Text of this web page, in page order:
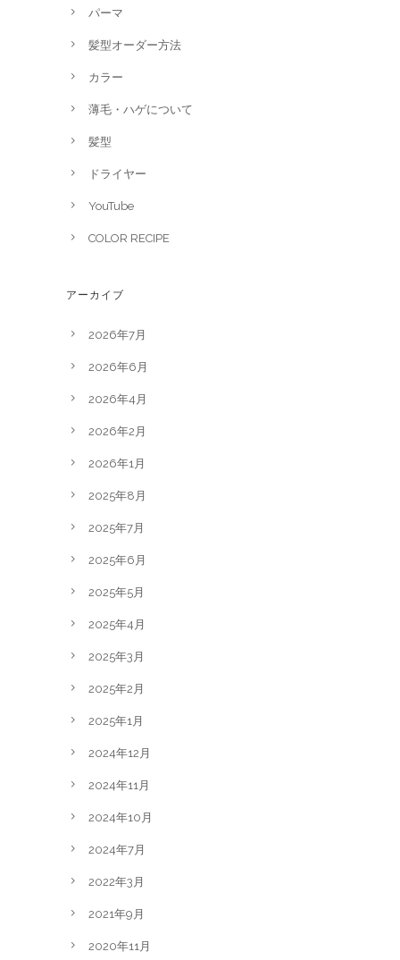
パーマ
髪型オーダー方法
カラー
薄毛・ハゲについて
髪型
ドライヤー
YouTube
COLOR RECIPE
アーカイブ
2026年7月
2026年6月
2026年4月
2026年2月
2026年1月
2025年8月
2025年7月
2025年6月
2025年5月
2025年4月
2025年3月
2025年2月
2025年1月
2024年12月
2024年11月
2024年10月
2024年7月
2022年3月
2021年9月
2020年11月